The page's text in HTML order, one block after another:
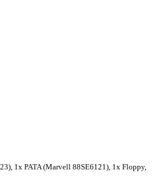
1x PATA (Marvell 88SE6121), 1x Floppy,